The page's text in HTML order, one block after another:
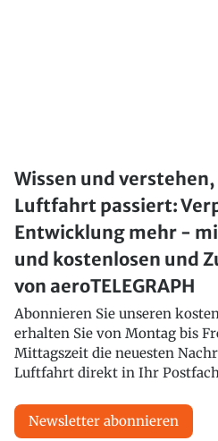
Wissen und
Luftfahrt passiert:
Entwicklung mehr -
und kostenlosen und
von aeroTELEGRAPH
Abonnieren Sie unseren
erhalten Sie von Montag bis
Mittagszeit die neuesten
Luftfahrt direkt in Ihr
Newsletter abonnieren